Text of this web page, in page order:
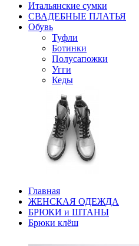
Итальянские сумки
СВАДЕБНЫЕ ПЛАТЬЯ
Обувь
Туфли
Ботинки
Полусапожки
Угги
Кеды
Главная
ЖЕНСКАЯ ОДЕЖДА
БРЮКИ и ШТАНЫ
Брюки клёш